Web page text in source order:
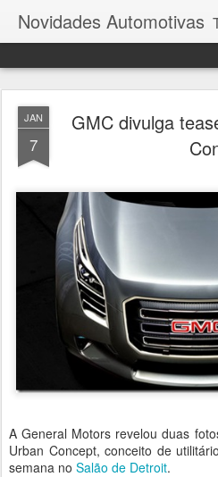
Novidades Automotivas
JAN
7
GMC divulga
A General Motors revelou duas
Urban Concept, conceito de
semana no Salão de Detroit.